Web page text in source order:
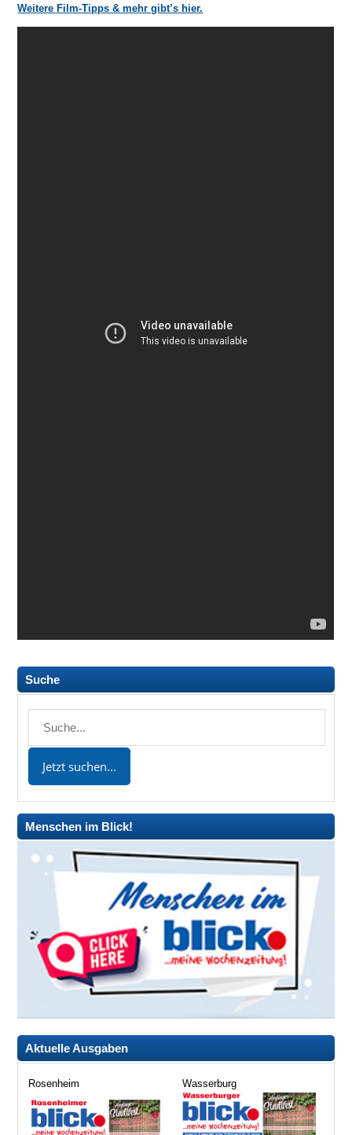
Weitere Film-Tipps & mehr gibt’s hier.
Suche
Menschen im Blick!
Aktuelle Ausgaben
Rosenheim Wasserburg